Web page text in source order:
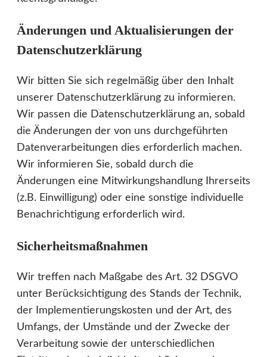
Änderungen und Aktualisierungen der
Datenschutzerklärung
Wir bitten Sie sich regelmäßig über den Inhalt
unserer Datenschutzerklärung zu informieren.
Wir passen die Datenschutzerklärung an, sobald
die Änderungen der von uns durchgeführten
Datenverarbeitungen dies erforderlich machen.
Wir informieren Sie, sobald durch die
Änderungen eine Mitwirkungshandlung Ihrerseits
(z.B. Einwilligung) oder eine sonstige individuelle
Benachrichtigung erforderlich wird.
Sicherheitsmaßnahmen
Wir treffen nach Maßgabe des Art. 32 DSGVO
unter Berücksichtigung des Stands der Technik,
der Implementierungskosten und der Art, des
Umfangs, der Umstände und der Zwecke der
Verarbeitung sowie der unterschiedlichen